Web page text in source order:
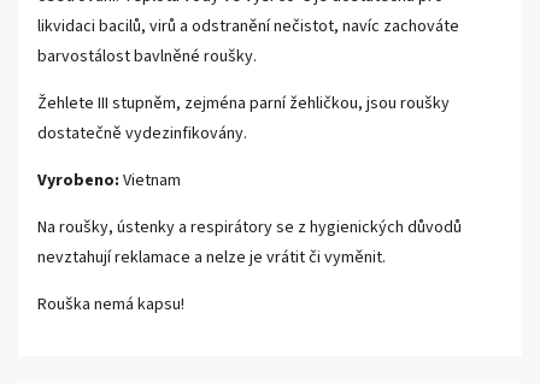
likvidaci bacilů, virů a odstranění nečistot, navíc zachováte
barvostálost bavlněné roušky.
Žehlete III stupněm, zejména parní žehličkou, jsou roušky
dostatečně vydezinfikovány.
Vyrobeno: Vietnam
Na roušky, ústenky a respirátory se z hygienických důvodů
nevztahují reklamace a nelze je vrátit či vyměnit.
Rouška nemá kapsu!